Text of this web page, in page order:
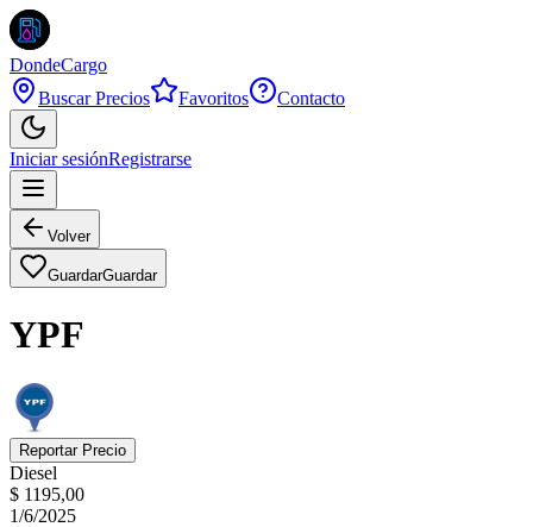
DondeCargo
Buscar Precios
Favoritos Contacto
Iniciar sesiónRegistrarse
Volver
GuardarGuardar
YPF
Reportar Precio
Diesel
$ 1195,00
1/6/2025